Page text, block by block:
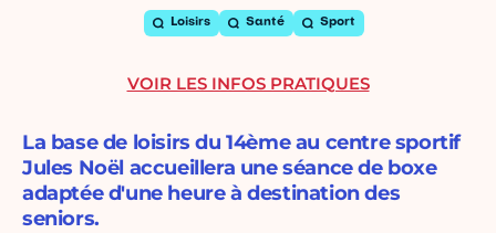
Loisirs Santé Sport
La base de loisirs du 14ème au centre sportif
Jules Noël accueillera une séance de boxe
adaptée d'une heure à destination des
seniors.
VOIR LES INFOS PRATIQUES